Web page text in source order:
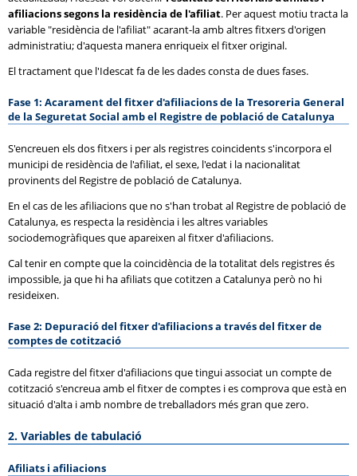
afiliacions segons la residència de l'afiliat. Per aquest motiu tracta la
variable "residència de l'afiliat" acarant-la amb altres fitxers d'origen
administratiu; d'aquesta manera enriqueix el fitxer original.
El tractament que l'Idescat fa de les dades consta de dues fases.
Fase 1: Acarament del fitxer d'afiliacions de la Tresoreria General
de la Seguretat Social amb el Registre de població de Catalunya
S'encreuen els dos fitxers i per als registres coincidents s'incorpora el
municipi de residència de l'afiliat, el sexe, l'edat i la nacionalitat
provinents del Registre de població de Catalunya.
En el cas de les afiliacions que no s'han trobat al Registre de població de
Catalunya, es respecta la residència i les altres variables
sociodemogràfiques que apareixen al fitxer d'afiliacions.
Cal tenir en compte que la coincidència de la totalitat dels registres és
impossible, ja que hi ha afiliats que cotitzen a Catalunya però no hi
resideixen.
Fase 2: Depuració del fitxer d'afiliacions a través del fitxer de
comptes de cotització
Cada registre del fitxer d'afiliacions que tingui associat un compte de
cotització s'encreua amb el fitxer de comptes i es comprova que està en
situació d'alta i amb nombre de treballadors més gran que zero.
2. Variables de tabulació
Afiliats i afiliacions